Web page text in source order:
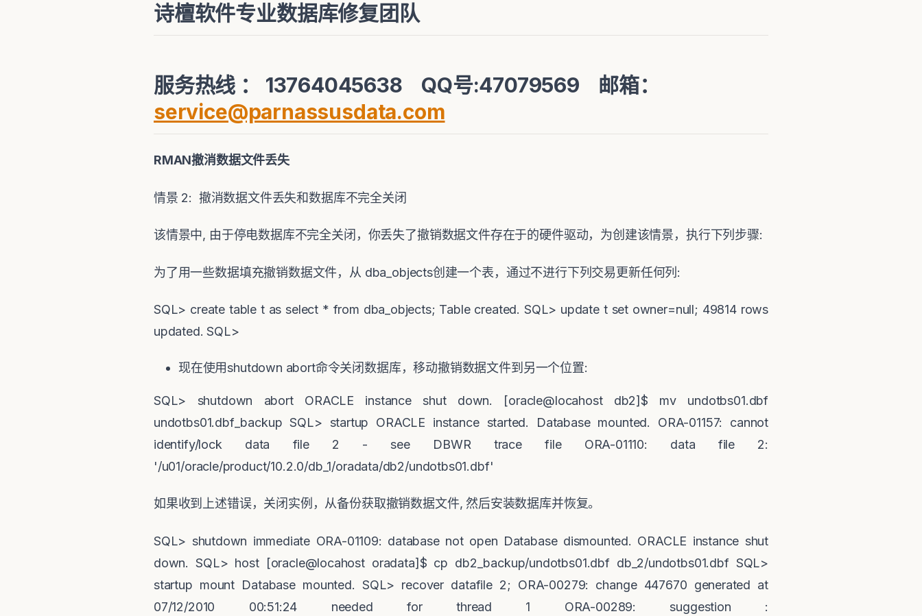
诗檀软件专业数据库修复团队
服务热线 ： 13764045638 QQ号:47079569 邮箱：
service@parnassusdata.com
RMAN撤消数据文件丢失
情景 2: 撤消数据文件丢失和数据库不完全关闭
该情景中, 由于停电数据库不完全关闭，你丢失了撤销数据文件存在于的硬件驱动，为创建该情景，执行下列步骤:
为了用一些数据填充撤销数据文件，从 dba_objects创建一个表，通过不进行下列交易更新任何列 :
SQL> create table t as select * from dba_objects; Table created. SQL> update t set owner=null; 49814 rows
updated. SQL>
现在使用shutdown abort命令关闭数据库，移动撤销数据文件到另一个位置:
SQL> shutdown abort ORACLE instance shut down. [oracle@locahost db2]$ mv undotbs01.dbf
undotbs01.dbf_backup SQL> startup ORACLE instance started. Database mounted. ORA-01157: cannot
identify/lock data file 2 - see DBWR trace file ORA-01110: data file 2:
'/u01/oracle/product/10.2.0/db_1/oradata/db2/undotbs01.dbf'
如果收到上述错误，关闭实例，从备份获取撤销数据文件,然后安装数据库并恢复。
SQL> shutdown immediate ORA-01109: database not open Database dismounted. ORACLE instance shut
down. SQL> host [oracle@locahost oradata]$ cp db2_backup/undotbs01.dbf db_2/undotbs01.dbf SQL>
startup mount Database mounted. SQL> recover datafile 2; ORA-00279: change 447670 generated at
07/12/2010 00:51:24 needed for thread 1 ORA-00289: suggestion :